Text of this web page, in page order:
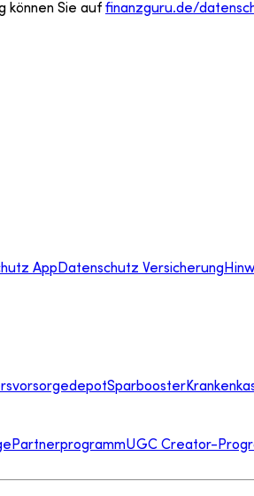
können Sie auf finanzguru.de/
AppDatenschutz Versicherung
Sparbooster
PartnerprogrammUGC Creator-